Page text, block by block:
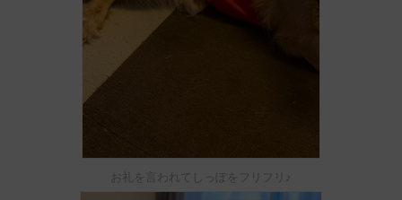
お礼を言われてしっぽをフリフリ♪